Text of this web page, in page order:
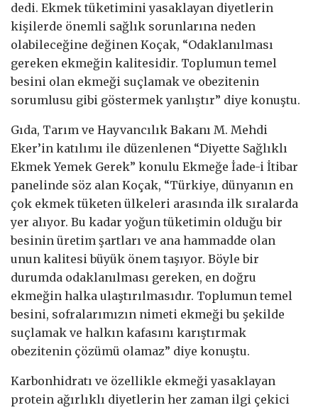
dedi. Ekmek tüketimini yasaklayan diyetlerin
kişilerde önemli sağlık sorunlarına neden
olabileceğine değinen Koçak, “Odaklanılması
gereken ekmeğin kalitesidir. Toplumun temel
besini olan ekmeği suçlamak ve obezitenin
sorumlusu gibi göstermek yanlıştır” diye konuştu.
Gıda, Tarım ve Hayvancılık Bakanı M. Mehdi
Eker’in katılımı ile düzenlenen “Diyette Sağlıklı
Ekmek Yemek Gerek” konulu Ekmeğe İade-i İtibar
panelinde söz alan Koçak, “Türkiye, dünyanın en
çok ekmek tüketen ülkeleri arasında ilk sıralarda
yer alıyor. Bu kadar yoğun tüketimin olduğu bir
besinin üretim şartları ve ana hammadde olan
unun kalitesi büyük önem taşıyor. Böyle bir
durumda odaklanılması gereken, en doğru
ekmeğin halka ulaştırılmasıdır. Toplumun temel
besini, sofralarımızın nimeti ekmeği bu şekilde
suçlamak ve halkın kafasını karıştırmak
obezitenin çözümü olamaz” diye konuştu.
Karbonhidratı ve özellikle ekmeği yasaklayan
protein ağırlıklı diyetlerin her zaman ilgi çekici